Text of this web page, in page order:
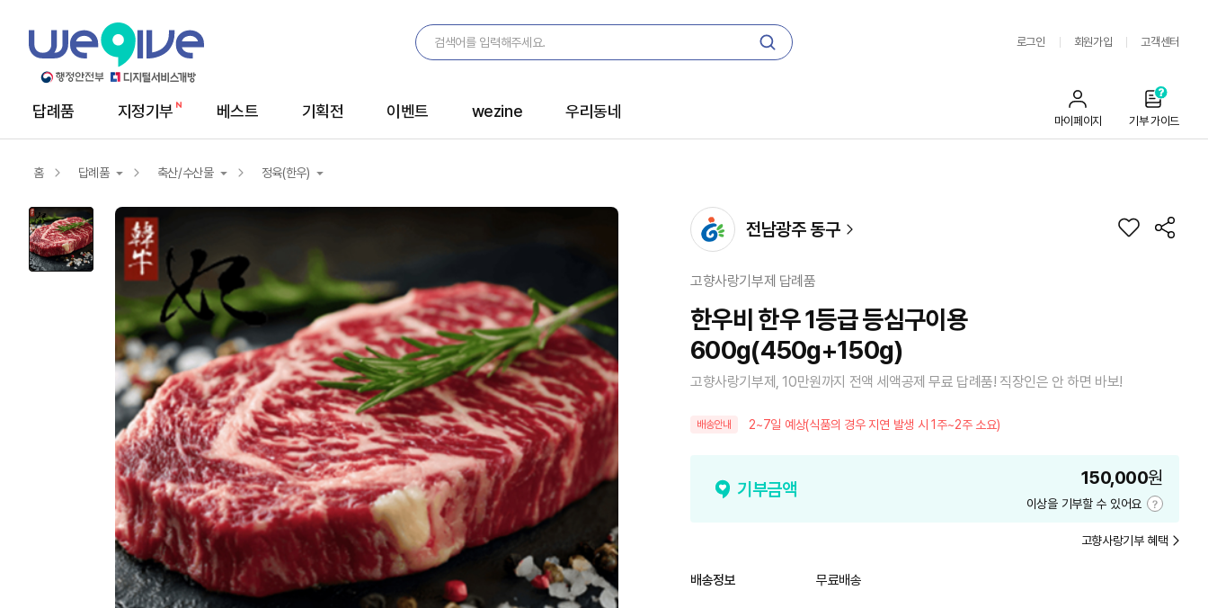
로그인 회원가입 고객센터
메
답례품 지정기부 베스트 기획전 이벤트 wezine 우리동네
마이페이지 기부 가이드
홈 답례품
답례품
지정기부
축산/수산물
농산물
축산/수산물
가공식품
건강식품
생활용품
정육(한우)
정육(한우)
생선/해산물
해초/건어물/젓갈
기타축산/수산물
정육(한돈)
양념육/가공육/세트
전남광주 동구
고향사랑기부제 답례품
한우비 한우 1등급 등심구이용
600g(450g+150g)
고향사랑기부제, 10만원까지 전액 세액공제 무료 답례품! 직장인은 안 하면 바보!
배송안내 2~7일 예상(식품의 경우 지연 발생 시 1주~2주 소요)
기부금액
150,000원
이상을 기부할 수 있어요
기
금
고향사랑기부 혜택
배송정보 무료배송